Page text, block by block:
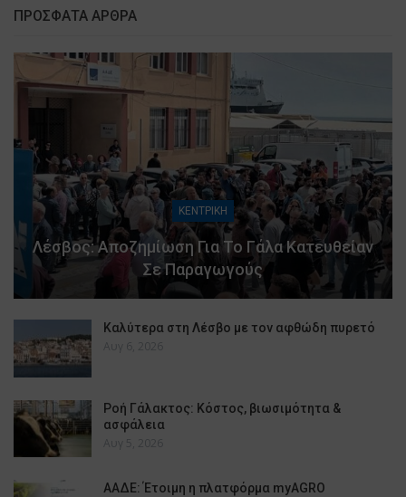
ΠΡΟΣΦΑΤΑ ΑΡΘΡΑ
ΚΕΝΤΡΙΚΗ
Λέσβος: Αποζημίωση Για Το Γάλα Κατευθείαν
Σε Παραγωγούς
Καλύτερα στη Λέσβο με τον αφθώδη πυρετό
Αυγ 6, 2026
Ροή Γάλακτος: Κόστος, βιωσιμότητα &
ασφάλεια
Αυγ 5, 2026
ΑΑΔΕ: Έτοιμη η πλατφόρμα myAGRO